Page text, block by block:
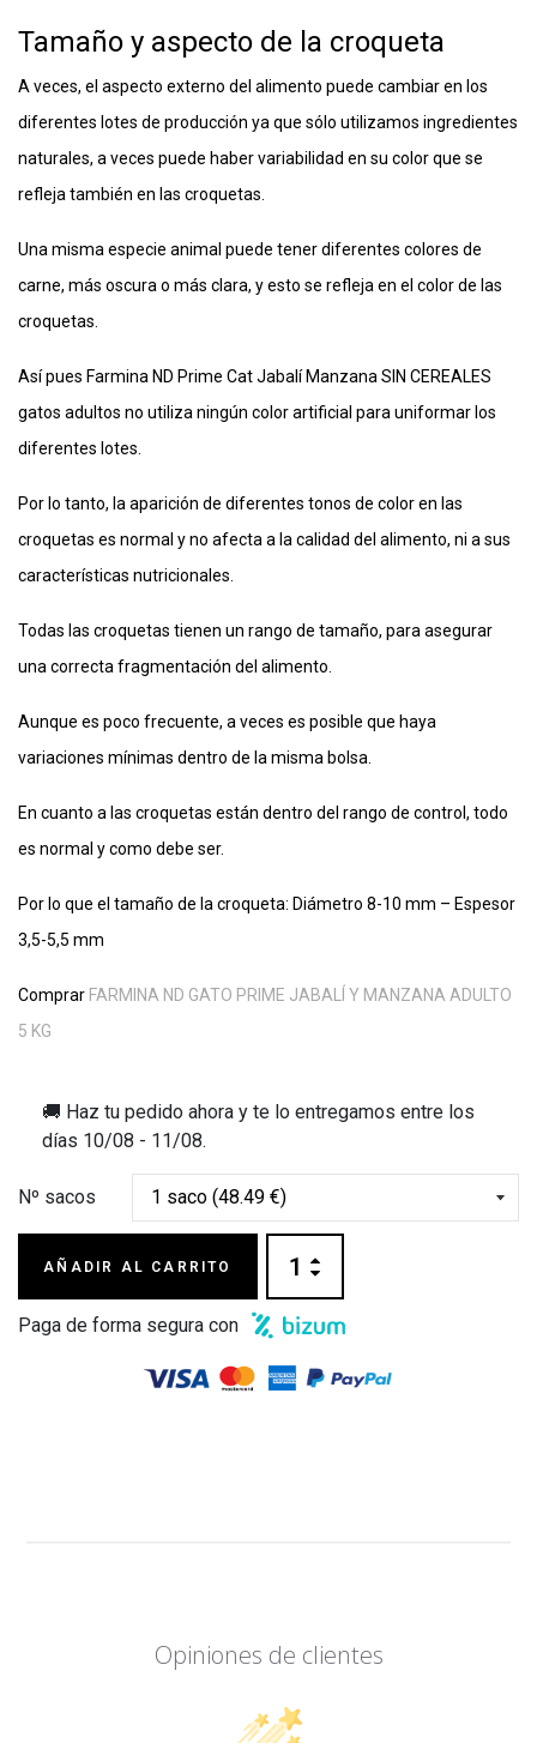
Tamaño y aspecto de la croqueta
A veces, el aspecto externo del alimento puede cambiar en los
diferentes lotes de producción ya que sólo utilizamos ingredientes
naturales, a veces puede haber variabilidad en su color que se
refleja también en las croquetas.
Una misma especie animal puede tener diferentes colores de
carne, más oscura o más clara, y esto se refleja en el color de las
croquetas.
Así pues Farmina ND Prime Cat Jabalí Manzana SIN CEREALES
gatos adultos no utiliza ningún color artificial para uniformar los
diferentes lotes.
Por lo tanto, la aparición de diferentes tonos de color en las
croquetas es normal y no afecta a la calidad del alimento, ni a sus
características nutricionales.
Todas las croquetas tienen un rango de tamaño, para asegurar
una correcta fragmentación del alimento.
Aunque es poco frecuente, a veces es posible que haya
variaciones mínimas dentro de la misma bolsa.
En cuanto a las croquetas están dentro del rango de control, todo
es normal y como debe ser.
Por lo que el tamaño de la croqueta: Diámetro 8-10 mm – Espesor
3,5-5,5 mm
Comprar FARMINA ND GATO PRIME JABALÍ Y MANZANA ADULTO
5 KG
🚚 Haz tu pedido ahora y te lo entregamos entre los
días 10/08 - 11/08.
Nº sacos
AÑADIR AL CARRITO
Paga de forma segura con
Opiniones de clientes